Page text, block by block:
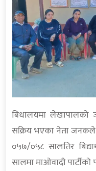
बिधालयमा लेखापालको
सक्रिय भएका नेता जनकले
०५७/०५८ सालतिर
सालमा माओवादी पार्टीको